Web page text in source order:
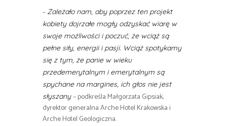
– Zależało nam, aby poprzez ten projekt
kobiety dojrzałe mogły odzyskać wiarę w
swoje możliwości i poczuć, że wciąż są
pełne siły, energii i pasji. Wciąż spotykamy
się z tym, że panie w wieku
przedemerytalnym i emerytalnym są
spychane na margines, ich głos nie jest
słyszany– podkreśla Małgorzata Gipsiak,
dyrektor generalna Arche Hotel Krakowska i
Arche Hotel Geologiczna.